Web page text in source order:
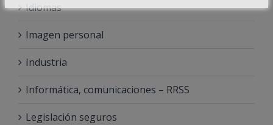
Idiomas
Imagen personal
Industria
Informática, comunicaciones – RRSS
Legislación seguros